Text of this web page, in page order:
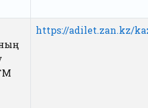
https://adilet.zan.kz/